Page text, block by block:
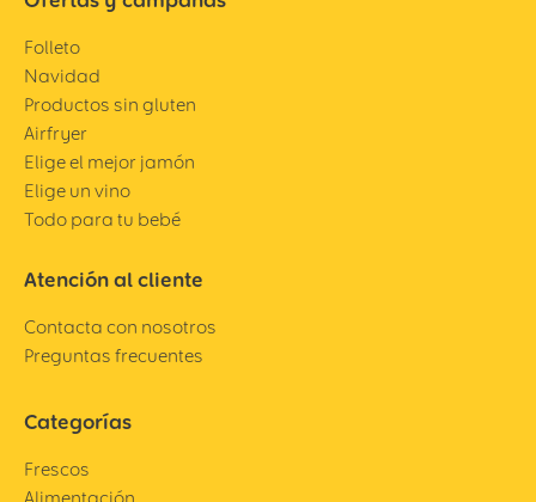
Folleto
Navidad
Productos sin gluten
Airfryer
Elige el mejor jamón
Elige un vino
Todo para tu bebé
Atención al cliente
Contacta con nosotros
Preguntas frecuentes
Categorías
Frescos